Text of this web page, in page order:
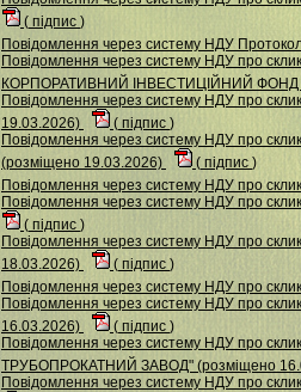
( підпис )
Повідомлення через систему НДУ
Повідомлення через систему НДУ про
КОРПОРАТИВНИЙ ІНВЕСТИЦІЙНИЙ ФОНД
Повідомлення через систему НДУ про
19.03.2026)
( підпис )
Повідомлення через систему НДУ про
(розміщено 19.03.2026)
( підпис )
Повідомлення через систему НДУ про
Повідомлення через систему НДУ про
( підпис )
Повідомлення через систему НДУ про
18.03.2026)
( підпис )
Повідомлення через систему НДУ про
Повідомлення через систему НДУ про
16.03.2026)
( підпис )
Повідомлення через систему НДУ про
ТРУБОПРОКАТНИЙ ЗАВОД" (розміщено
Повідомлення через систему НДУ про